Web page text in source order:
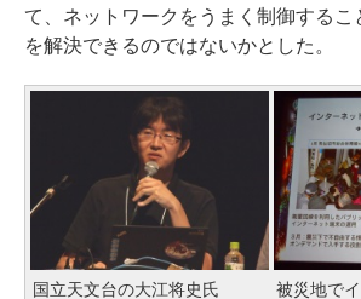
て、ネットワークをうまく制御するこ
を解決できるのではないかとした。
国立天文台の大江将史氏
被災地で